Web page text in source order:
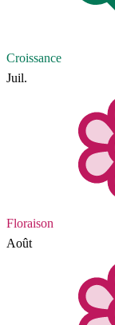
Croissance
Juil.
Floraison
Août